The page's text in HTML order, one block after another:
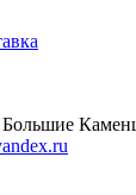
Большие